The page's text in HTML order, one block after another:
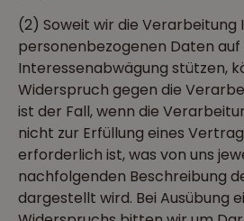
(2) Soweit wir die Verarbeitung
personenbezogenen Daten auf
Interessenabwägung stützen,
Widerspruch gegen die
ist der Fall, wenn die
nicht zur Erfüllung eines
erforderlich ist, was von uns
nachfolgenden Beschreibung
dargestellt wird. Bei Ausübung